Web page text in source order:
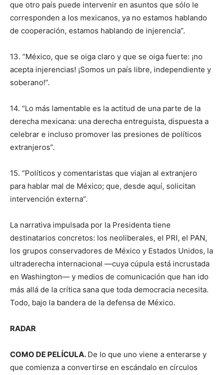
que otro país puede intervenir en asuntos que sólo le
corresponden a los mexicanos, ya no estamos hablando
de cooperación, estamos hablando de injerencia”.
13. “México, que se oiga claro y que se oiga fuerte: ¡no
acepta injerencias! ¡Somos un país libre, independiente y
soberano!”.
14. “Lo más lamentable es la actitud de una parte de la
derecha mexicana: una derecha entreguista, dispuesta a
celebrar e incluso promover las presiones de políticos
extranjeros”.
15. “Políticos y comentaristas que viajan al extranjero
para hablar mal de México; que, desde aquí, solicitan
intervención externa”.
La narrativa impulsada por la Presidenta tiene
destinatarios concretos: los neoliberales, el PRI, el PAN,
los grupos conservadores de México y Estados Unidos, la
ultraderecha internacional —cuya cúpula está incrustada
en Washington— y medios de comunicación que han ido
más allá de la crítica sana que toda democracia necesita.
Todo, bajo la bandera de la defensa de México.
RADAR
COMO DE PELÍCULA. De lo que uno viene a enterarse y
que comienza a convertirse en escándalo en círculos